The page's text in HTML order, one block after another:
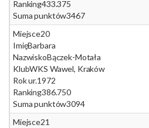
Ranking433.375
Suma punktów3467
Miejsce20
ImięBarbara
NazwiskoBączek-Motała
KlubWKS Wawel, Kraków
Rok ur.1972
Ranking386.750
Suma punktów3094
Miejsce21